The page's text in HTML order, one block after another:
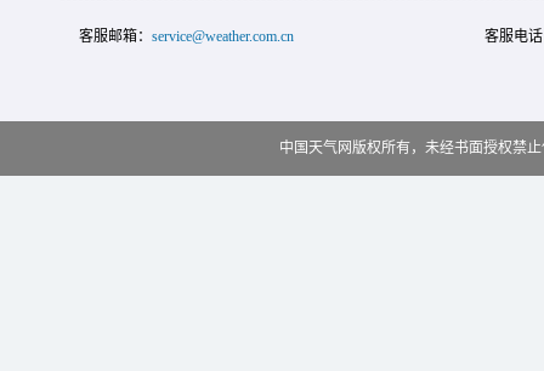
客服邮箱： service@weather.com.cn 客服电
中国天气网版权所有，未经书面授权